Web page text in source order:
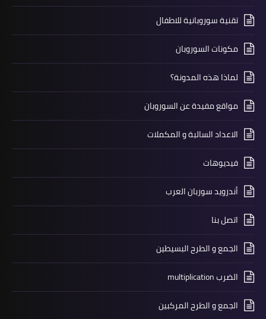
تقنية سوروبانية للاطفال
مكونات السوروبان
لماذا هذه المدونة؟
مواقع مفيدة عن السوروبان
الاعداد السالبة و المكملات
فيديوهات
أندرويد سوربان العرب
اتصل بنا
الجمع و الطرح البسيطين
الضرب multiplication
الجمع و الطرح المركبين